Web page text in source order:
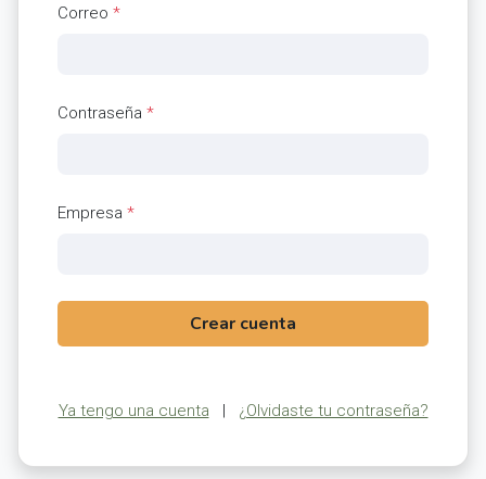
Correo *
Contraseña *
Empresa *
Crear cuenta
Ya tengo una cuenta | ¿Olvidaste tu contraseña?